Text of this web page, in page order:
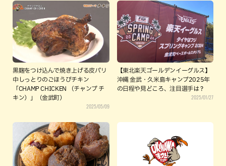
黒麹をつけ込んで焼き上げる皮パリ
中しっとりのごほうびチキン
「CHAMP CHICKEN （チャンプ チ
キン）」（金武町）
2025/05/09
【東北楽天ゴールデンイーグルス】
沖縄 金武・久米島キャンプ2025年
の日程や見どころ、注目選手は？
2025/01/27